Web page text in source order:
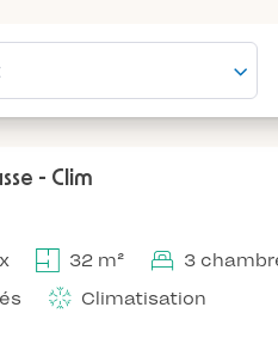
- Clim
32 m²
3
Climatisation